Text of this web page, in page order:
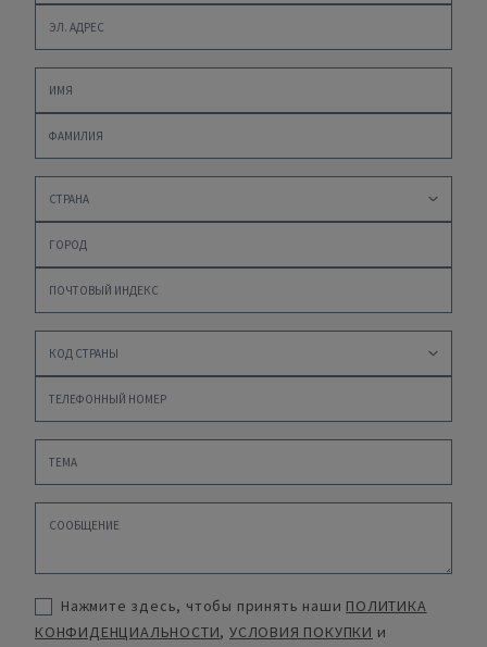
Нажмите здесь, чтобы принять наши ПОЛИТИКА
КОНФИДЕНЦИАЛЬНОСТИ,УСЛОВИЯ ПОКУПКИ и